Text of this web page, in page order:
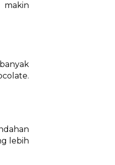
makin
lebih